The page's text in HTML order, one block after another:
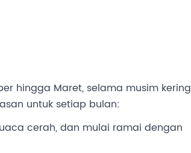
hingga Maret, selama musim kering
untuk setiap bulan:
cerah, dan mulai ramai dengan